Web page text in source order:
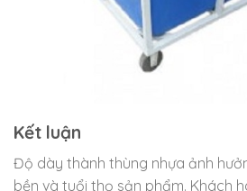
Kết luận
Độ dày thành thùng nhựa ảnh
bền và tuổi thọ sản phẩm. Khách